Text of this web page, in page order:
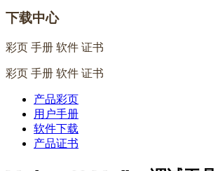
下载中心
彩页 手册 软件 证书
彩页 手册 软件 证书
产品彩页
用户手册
软件下载
产品证书